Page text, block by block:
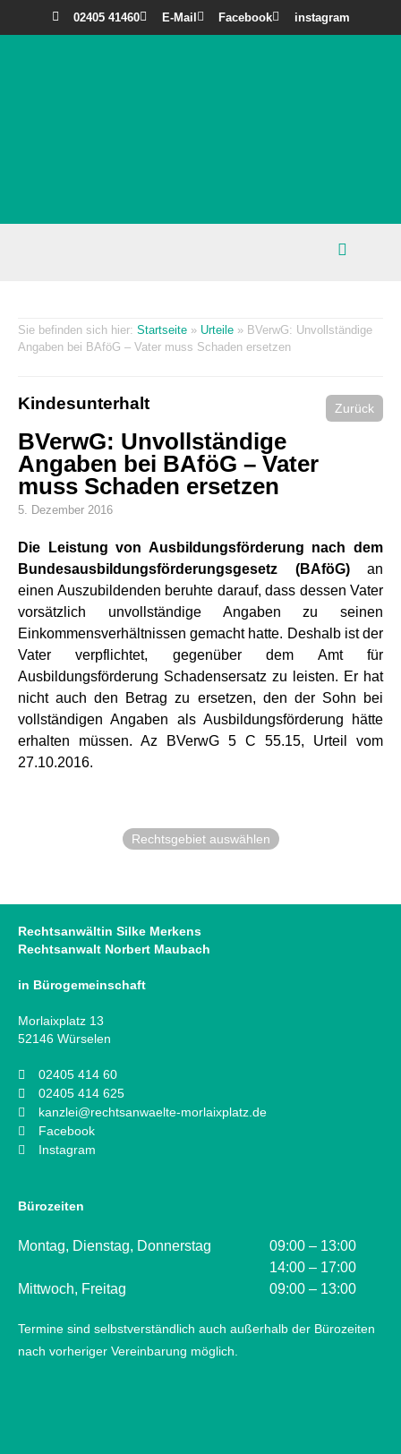
02405 41460 E-Mail Facebook instagram
Startseite » Urteile » BVerwG: Unvollständige
Angaben bei BAföG – Vater muss Schaden ersetzen
Kindesunterhalt Zurück
BVerwG: Unvollständige
Angaben bei BAföG – Vater
muss Schaden ersetzen
5. Dezember 2016
Die Leistung von Ausbildungsförderung nach dem
Bundesausbildungsförderungsgesetz (BAföG)an
einen Auszubildenden beruhte darauf, dass dessen Vater
vorsätzlich unvollständige Angaben zu seinen
Einkommensverhältnissen gemacht hatte. Deshalb ist der
Vater verpflichtet, gegenüber dem Amt für
Ausbildungsförderung Schadensersatz zu leisten. Er hat
nicht auch den Betrag zu ersetzen, den der Sohn bei
vollständigen Angaben als Ausbildungsförderung hätte
erhalten müssen. Az BVerwG 5 C 55.15, Urteil vom
27.10.2016.
Rechtsgebiet auswählen
Rechtsanwältin Silke Merkens
Rechtsanwalt Norbert Maubach
in Bürogemeinschaft
Morlaixplatz 13
52146 Würselen
02405 414 60
02405 414 625
kanzlei@rechtsanwaelte-morlaixplatz.de
Facebook
Instagram
Bürozeiten
Montag, Dienstag, Donnerstag
09:00 – 13:00
14:00 – 17:00
Mittwoch, Freitag
09:00 – 13:00
Termine sind selbstverständlich auch außerhalb der Bürozeiten
nach vorheriger Vereinbarung möglich.